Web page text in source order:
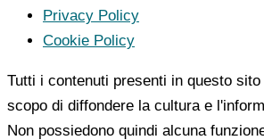
Privacy Policy
Cookie Policy
Tutti i contenuti presenti in questo
scopo di diffondere la cultura e
Non possiedono quindi alcuna